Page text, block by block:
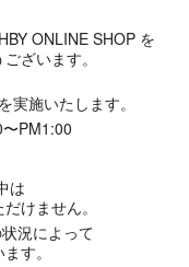
ONLINE SHOP を
ざいます。
実施いたします。
PM1:00
は
けません。
況によって
す。